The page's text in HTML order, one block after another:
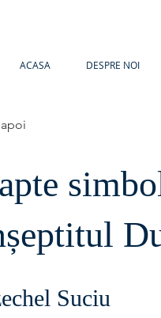
ACASA DESPRE NOI
Suciu